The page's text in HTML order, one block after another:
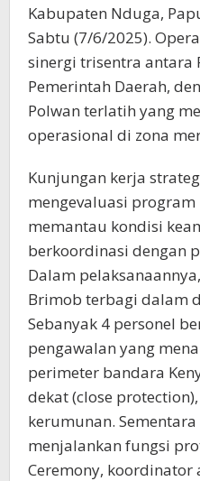
Kabupaten Nduga,
Sabtu (7/6/2025).
sinergi trisentra antara
Pemerintah Daerah,
Polwan terlatih yang
operasional di zona
Kunjungan kerja
mengevaluasi
memantau kondisi
berkoordinasi dengan
Dalam
Brimob terbagi dalam
Sebanyak 4 personel
pengawalan yang
perimeter bandara
dekat (close
kerumunan.
menjalankan fungsi
Ceremony,